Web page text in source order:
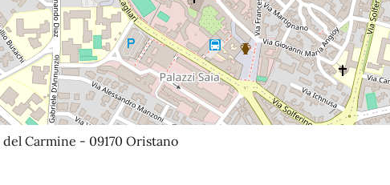
del Carmine - 09170 Oristano